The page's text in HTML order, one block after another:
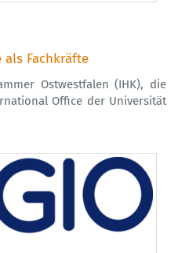
Fachkräfte
Ostwestfalen (IHK), die
Office der Universität